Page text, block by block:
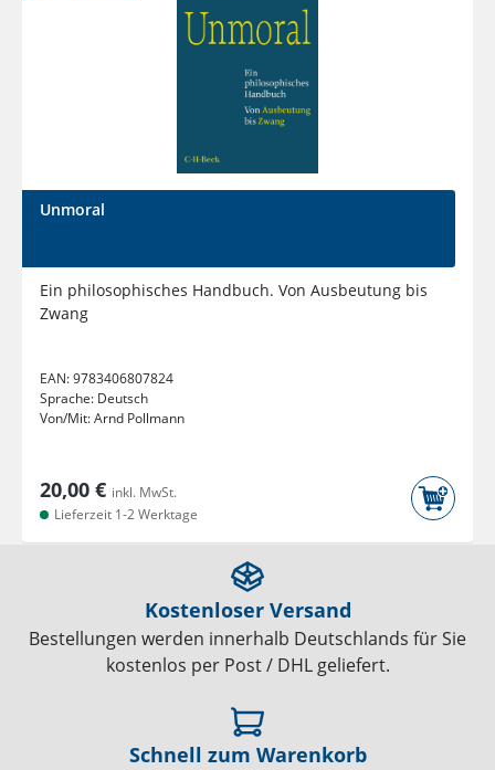
Unmoral
Ein philosophisches Handbuch. Von Ausbeutung bis
Zwang
EAN:9783406807824
Sprache: Deutsch
Von/Mit:Arnd Pollmann
20,00 € inkl. MwSt.
Lieferzeit 1-2 Werktage
Kostenloser Versand
Bestellungen werden innerhalb Deutschlands für Sie
kostenlos per Post / DHL geliefert.
Schnell zum Warenkorb